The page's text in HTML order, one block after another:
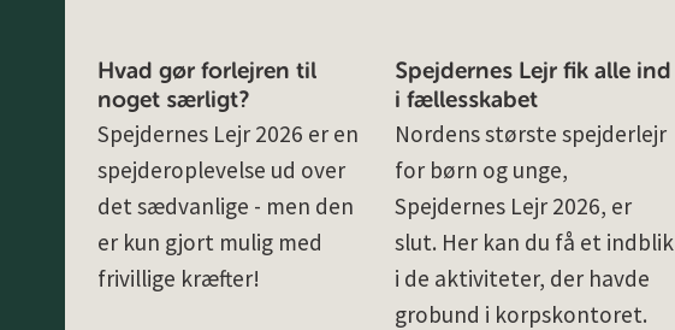
Hvad gør forlejren til
noget særligt?
Spejdernes Lejr 2026 er en
spejderoplevelse ud over
det sædvanlige - men den
er kun gjort mulig med
frivillige kræfter!
Spejdernes Lejr fik alle ind
i fællesskabet
Nordens største spejderlejr
for børn og unge,
Spejdernes Lejr 2026, er
slut. Her kan du få et indblik
i de aktiviteter, der havde
grobund i korpskontoret.